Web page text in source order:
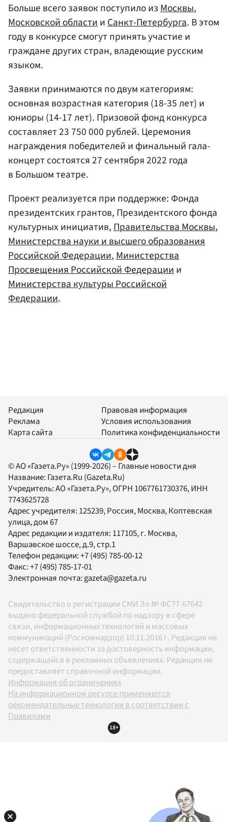
Больше всего заявок поступило из Москвы,
Московской области и Санкт-Петербурга. В этом
году в конкурсе смогут принять участие и
граждане других стран, владеющие русским
языком.
Заявки принимаются по двум категориям:
основная возрастная категория (18-35 лет) и
юниоры (14-17 лет). Призовой фонд конкурса
составляет 23 750 000 рублей. Церемония
награждения победителей и финальный гала-
концерт состоятся 27 сентября 2022 года
в Большом театре.
Проект реализуется при поддержке: Фонда
президентских грантов, Президентского фонда
культурных инициатив,Правительства Москвы,
Министерства науки и высшего образования
Российской Федерации,Министерства
Просвещения Российской Федерациии
Министерства культуры Российской
Федерации.
Редакция
Реклама
Карта сайта
Правовая информация
Условия использования
Политика конфиденциальности
© АО «Газета.Ру» (1999-2026) – Главные новости дня
Название: Газета.Ru (Gazeta.Ru)
Учредитель:АО «Газета.Ру», ОГРН 1067761730376, ИНН
7743625728
Адрес учредителя: 125239, Россия, Москва, Коптевская
улица, дом 67
Адрес редакции и издателя: 117105, г. Москва,
Варшавское шоссе, д.9, стр.1
Телефон редакции:+7 (495) 785-00-12
Факс:+7 (495) 785-17-01
Электронная почта:gazeta@gazeta.ru
Свидетельство о регистрации СМИ Эл № ФС77-67642
выдано федеральной службой по надзору в сфере
связи, информационных технологий и массовых
коммуникаций (Роскомнадзор) 10.11.2016 г. Редакция не
несет ответственности за достоверность информации,
содержащейся в рекламных объявлениях. Редакция не
предоставляет справочной информации.
Информация об ограничениях
На информационном ресурсе применяются
рекомендательные технологии в соответствии с
Правилами
18+